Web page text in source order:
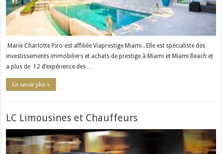
Marie Charlotte Piro est affiliée Viaprestige Miami . Elle est spécialiste des
investissements immobiliers et achats de prestige à Miami et Miami Beach et
a plus de 12 d’expérience des …
En savoir plus »
LC Limousines et Chauffeurs